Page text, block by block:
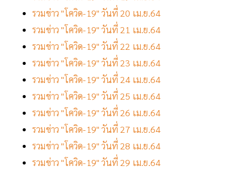
รวมข่าว "โควิด-19" วันที่ 20 เม.ย.64
รวมข่าว "โควิด-19" วันที่ 21 เม.ย.64
รวมข่าว "โควิด-19" วันที่ 22 เม.ย.64
รวมข่าว "โควิด-19" วันที่ 23 เม.ย.64
รวมข่าว "โควิด-19" วันที่ 24 เม.ย.64
รวมข่าว "โควิด-19" วันที่ 25 เม.ย.64
รวมข่าว "โควิด-19" วันที่ 26 เม.ย.64
รวมข่าว "โควิด-19" วันที่ 27 เม.ย.64
รวมข่าว "โควิด-19" วันที่ 28 เม.ย.64
รวมข่าว "โควิด-19" วันที่ 29 เม.ย.64